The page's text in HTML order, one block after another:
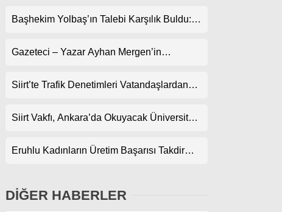
Spor
Magazin
Randevularda Bekleme Süresi Kısaldı
Başhekim Yolbaş’ın Talebi Karşılık Buldu:
Gazeteci – Yazar Ayhan Mergen’in
Kuralları”
Siirt’te Trafik Denetimleri Vatandaşlardan
Siirt Vakfı, Ankara’da Okuyacak Üniversite
Eruhlu Kadınların Üretim Başarısı Takdir
DİĞER HABERLER